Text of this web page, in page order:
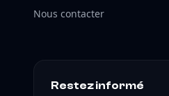
Nous contacter
Restez informé